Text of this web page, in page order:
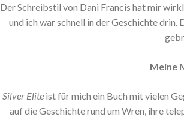
Der Schreibstil von Dani Francis hat mir
und ich war schnell in der Geschichte drin.
Meine
Silver Eliteist für mich ein Buch mit vielen
auf die Geschichte rund um Wren, ihre